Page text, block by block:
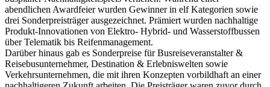
abendlichen Awardfeier wurden Gewinner in elf Kategorien sowie
drei Sonderpreisträger ausgezeichnet. Prämiert wurden nachhaltige
Produkt-Innovationen von Elektro- Hybrid- und Wasserstoffbussen
über Telematik bis Reifenmanagement.
Darüber hinaus gab es Sonderpreise für Busreiseveranstalter &
Reisebusunternehmer, Destination & Erlebniswelten sowie
Verkehrsunternehmen, die mit ihren Konzepten vorbildhaft an einer